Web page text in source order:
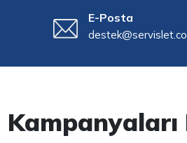
E-Posta
Kampanyaları